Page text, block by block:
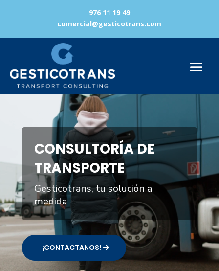
976 11 19 49
comercial@gesticotrans.com
CONSULTORÍA DE
TRANSPORTE
Gesticotrans, tu solución a
medida
¡CONTACTANOS!